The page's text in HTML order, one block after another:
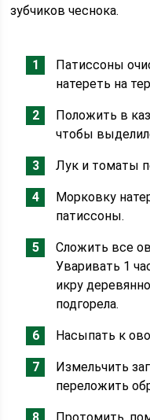
зубчиков чеснока.
Патиссоны
натереть на
Положить в
чтобы
Лук и томаты
Морковку
патиссоны.
Сложить все
Уваривать 1
икру
подгорела.
Насыпать к
Измельчить
переложить